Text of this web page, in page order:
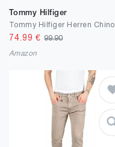
Tommy Hilfiger
Tommy Hilfiger Herren Chino
74.99 €99.90
Amazon